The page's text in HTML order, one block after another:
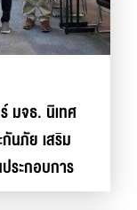
มจธ. นิเทศ
นภัย เสริม
ระกอบการ